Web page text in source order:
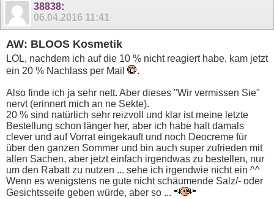
38838:
06.04.2016 11:41
AW: BLOOS Kosmetik
LOL, nachdem ich auf die 10 % nicht reagiert habe, kam jetzt
ein 20 % Nachlass per Mail
.
Also finde ich ja sehr nett. Aber dieses "Wir vermissen Sie"
nervt (erinnert mich an ne Sekte).
20 % sind natürlich sehr reizvoll und klar ist meine letzte
Bestellung schon länger her, aber ich habe halt damals
clever und auf Vorrat eingekauft und noch Deocreme für
über den ganzen Sommer und bin auch super zufrieden mit
allen Sachen, aber jetzt einfach irgendwas zu bestellen, nur
um den Rabatt zu nutzen ... sehe ich irgendwie nicht ein ^^
Wenn es wenigstens ne gute nicht schäumende Salz/- oder
Gesichtsseife geben würde, aber so ...